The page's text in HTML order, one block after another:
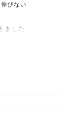
伸びない
ました